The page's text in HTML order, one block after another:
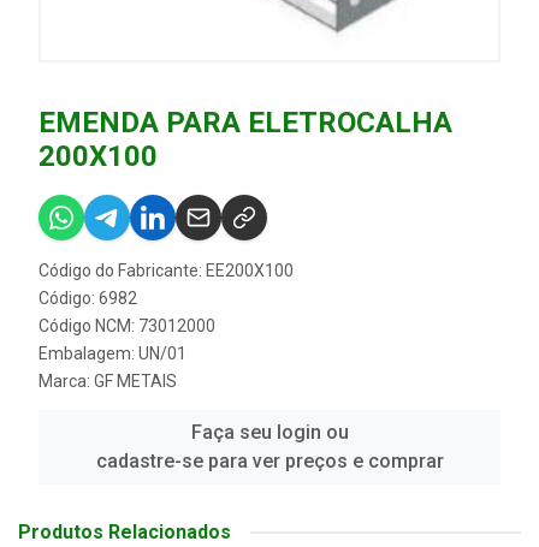
EMENDA PARA ELETROCALHA
200X100
Código do Fabricante: EE200X100
Código: 6982
Código NCM: 73012000
Embalagem: UN/01
Marca: GF METAIS
Faça seu login ou
cadastre-se para ver preços e comprar
Produtos Relacionados